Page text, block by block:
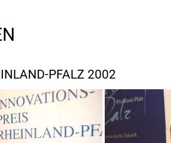
PFALZ 2002